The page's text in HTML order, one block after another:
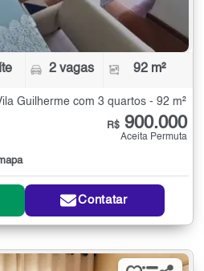
2 vagas 92 m²
Guilherme com 3 quartos - 92 m²
R$ 900.000
Aceita Permuta
Contatar